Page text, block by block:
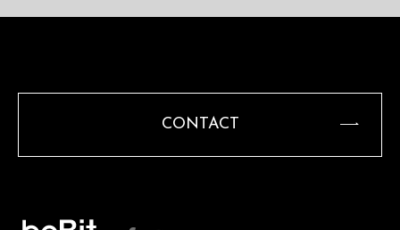
CONTACT